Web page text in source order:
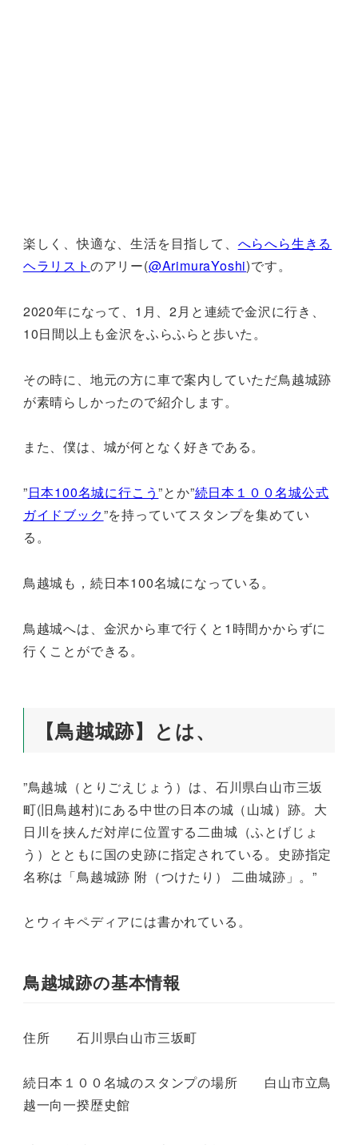
楽しく、快適な、生活を目指して、 へらへら生きる
ヘラリスト のアリー(@ArimuraYoshi)です。
2020年になって、1月、2月と連続で金沢に行き、
10日間以上も金沢をふらふらと歩いた。
その時に、地元の方に車で案内していただ鳥越城跡
が素晴らしかったので紹介します。
また、僕は、城が何となく好きである。
”日本100名城に行こう”とか”続日本１００名城公式
ガイドブック”を持っていてスタンプを集めてい
る。
鳥越城も，続日本100名城になっている。
鳥越城へは、金沢から車で行くと1時間かからずに
行くことができる。
【鳥越城跡】とは、
”鳥越城（とりごえじょう）は、石川県白山市三坂
町(旧鳥越村)にある中世の日本の城（山城）跡。大
日川を挟んだ対岸に位置する二曲城（ふとげじょ
う）とともに国の史跡に指定されている。史跡指定
名称は「鳥越城跡 附（つけたり） 二曲城跡」。”
とウィキペディアには書かれている。
鳥越城跡の基本情報
住所 石川県白山市三坂町
続日本１００名城のスタンプの場所 白山市立鳥
越一向一揆歴史館